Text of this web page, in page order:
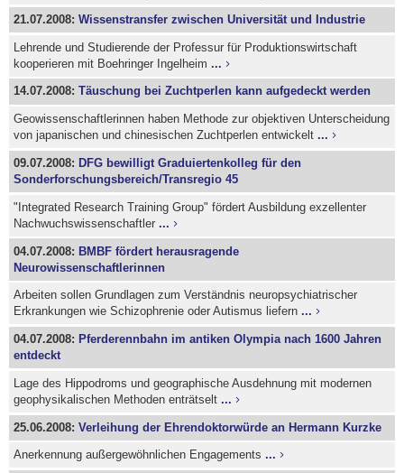
21.07.2008:Wissenstransfer zwischen Universität und Industrie
Lehrende und Studierende der Professur für Produktionswirtschaft
kooperieren mit Boehringer Ingelheim...
14.07.2008:Täuschung bei Zuchtperlen kann aufgedeckt werden
Geowissenschaftlerinnen haben Methode zur objektiven Unterscheidung
von japanischen und chinesischen Zuchtperlen entwickelt...
09.07.2008: DFG bewilligt Graduiertenkolleg für den
Sonderforschungsbereich/Transregio 45
"Integrated Research Training Group" fördert Ausbildung exzellenter
Nachwuchswissenschaftler...
04.07.2008: BMBF fördert herausragende
Neurowissenschaftlerinnen
Arbeiten sollen Grundlagen zum Verständnis neuropsychiatrischer
Erkrankungen wie Schizophrenie oder Autismus liefern...
04.07.2008: Pferderennbahn im antiken Olympia nach 1600 Jahren
entdeckt
Lage des Hippodroms und geographische Ausdehnung mit modernen
geophysikalischen Methoden enträtselt...
25.06.2008:Verleihung der Ehrendoktorwürde an Hermann Kurzke
Anerkennung außergewöhnlichen Engagements...